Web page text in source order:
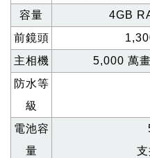
容量
4GB
前鏡頭
主相機
5,000 萬
防水等
級
電池容
量